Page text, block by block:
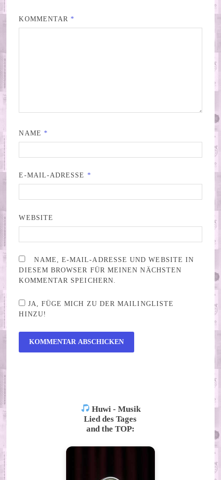
KOMMENTAR *
NAME *
E-MAIL-ADRESSE *
WEBSITE
NAME, E-MAIL-ADRESSE UND WEBSITE IN
DIESEM BROWSER FÜR MEINEN NÄCHSTEN
KOMMENTAR SPEICHERN.
JA, FÜGE MICH ZU DER MAILINGLISTE
HINZU!
Huwi - Musik
Lied des Tages
and the TOP: